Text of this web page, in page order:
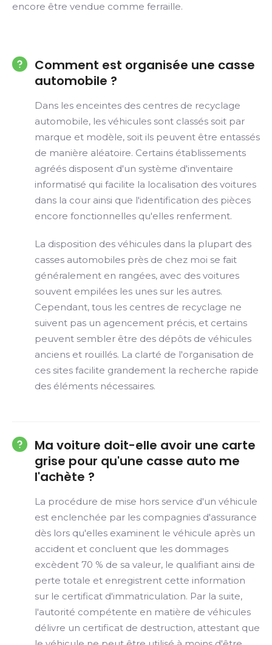
encore être vendue comme ferraille.
Comment est organisée une casse
automobile ?
Dans les enceintes des centres de recyclage
automobile, les véhicules sont classés soit par
marque et modèle, soit ils peuvent être entassés
de manière aléatoire. Certains établissements
agréés disposent d'un système d'inventaire
informatisé qui facilite la localisation des voitures
dans la cour ainsi que l'identification des pièces
encore fonctionnelles qu'elles renferment.
La disposition des véhicules dans la plupart des
casses automobiles près de chez moi se fait
généralement en rangées, avec des voitures
souvent empilées les unes sur les autres.
Cependant, tous les centres de recyclage ne
suivent pas un agencement précis, et certains
peuvent sembler être des dépôts de véhicules
anciens et rouillés. La clarté de l'organisation de
ces sites facilite grandement la recherche rapide
des éléments nécessaires.
Ma voiture doit-elle avoir une carte
grise pour qu'une casse auto me
l'achète ?
La procédure de mise hors service d'un véhicule
est enclenchée par les compagnies d'assurance
dès lors qu'elles examinent le véhicule après un
accident et concluent que les dommages
excèdent 70 % de sa valeur, le qualifiant ainsi de
perte totale et enregistrent cette information
sur le certificat d'immatriculation. Par la suite,
l'autorité compétente en matière de véhicules
délivre un certificat de destruction, attestant que